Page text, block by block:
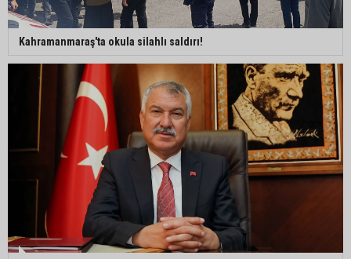
Kahramanmaraş'ta okula silahlı saldırı!